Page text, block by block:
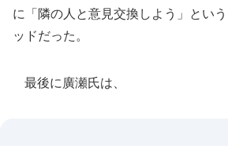
に「隣の人と意見交換しよう」とい
ッドだった。
最後に廣瀬氏は、